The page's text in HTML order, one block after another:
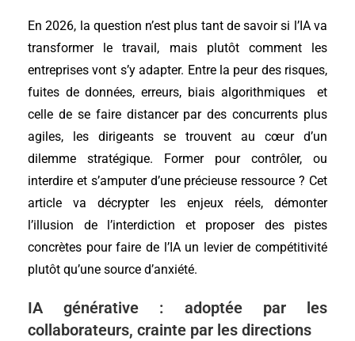
En 2026, la question n’est plus tant de savoir si l’IA va
transformer le travail, mais plutôt comment les
entreprises vont s’y adapter. Entre la peur des risques,
fuites de données, erreurs, biais algorithmiques et
celle de se faire distancer par des concurrents plus
agiles, les dirigeants se trouvent au cœur d’un
dilemme stratégique. Former pour contrôler, ou
interdire et s’amputer d’une précieuse ressource ? Cet
article va décrypter les enjeux réels, démonter
l’illusion de l’interdiction et proposer des pistes
concrètes pour faire de l’IA un levier de compétitivité
plutôt qu’une source d’anxiété.
IA générative : adoptée par les
collaborateurs, crainte par les directions